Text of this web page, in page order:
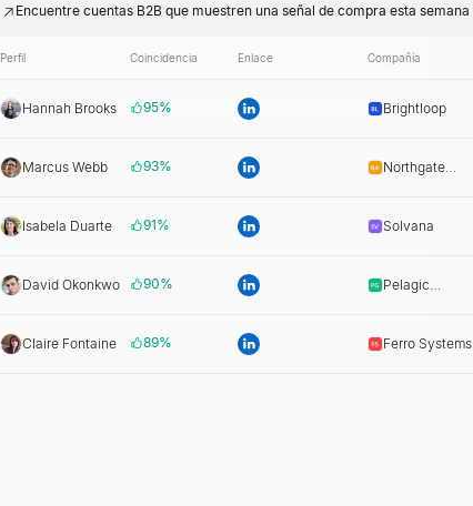
Encuentre cuentas B2B que muestren una señal de compra esta semana
Perfil Coincidencia Enlace Compañía
Hannah Brooks 95% Brightloop
Marcus Webb 93%
Northgate
Isabela Duarte 91% Solvana
David Okonkwo 90%
Pelagic
Claire Fontaine 89% Ferro Systems